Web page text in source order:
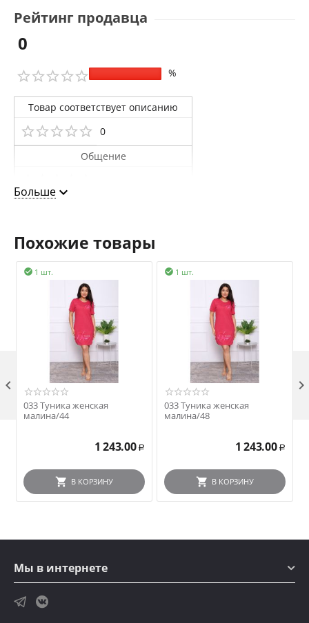
Рейтинг продавца
0
%
Товар соответствует описанию
0
Общение
Больше
Похожие товары
1 шт.

033 Туника женская
малина/44
1 243.00 Р
В КОРЗИНУ
1 шт.

033 Туника женская
малина/48
1 243.00 Р
В КОРЗИНУ
 
Мы в интернете